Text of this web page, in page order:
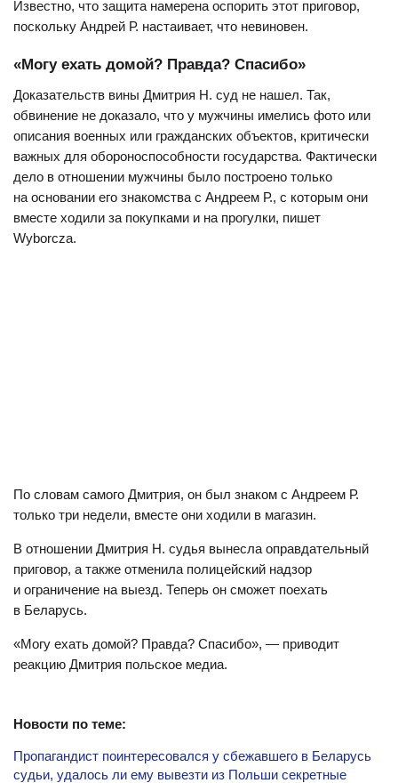
Известно, что защита намерена оспорить этот приговор,
поскольку Андрей Р. настаивает, что невиновен.
«Могу ехать домой? Правда? Спасибо»
Доказательств вины Дмитрия Н. суд не нашел. Так,
обвинение не доказало, что у мужчины имелись фото или
описания военных или гражданских объектов, критически
важных для обороноспособности государства. Фактически
дело в отношении мужчины было построено только
на основании его знакомства с Андреем Р., с которым они
вместе ходили за покупками и на прогулки, пишет
Wyborcza.
По словам самого Дмитрия, он был знаком с Андреем Р.
только три недели, вместе они ходили в магазин.
В отношении Дмитрия Н. судья вынесла оправдательный
приговор, а также отменила полицейский надзор
и ограничение на выезд. Теперь он сможет поехать
в Беларусь.
«Могу ехать домой? Правда? Спасибо», — приводит
реакцию Дмитрия польское медиа.
Новости по теме:
Пропагандист поинтересовался у сбежавшего в Беларусь
судьи, удалось ли ему вывезти из Польши секретные